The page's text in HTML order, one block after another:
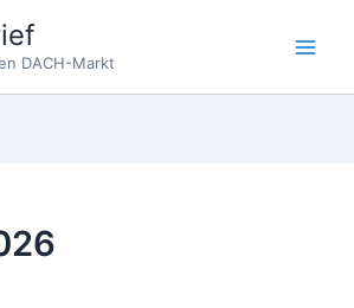
DACH-Markt